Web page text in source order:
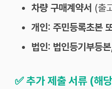
차량 구매계약서 (출
개인: 주민등록초본
법인: 법인등기부등
✅추가 제출 서류 (해